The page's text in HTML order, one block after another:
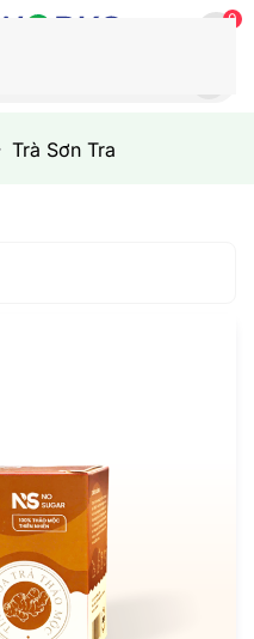
0
Trà Sơn Tra